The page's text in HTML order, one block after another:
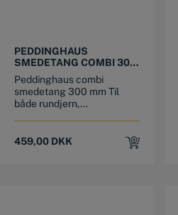
PEDDINGHAUS
SMEDETANG COMBI 300
MM
Peddinghaus combi
smedetang 300 mm Til
både rundjern,...
459,00 DKK